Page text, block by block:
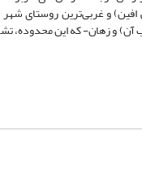
و غربی‌ترین روستای شهر
آن) و زهان- که این محدوده،